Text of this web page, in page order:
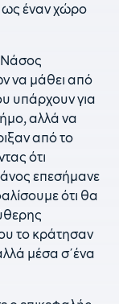
ως έναν χώρο
Νάσος
να μάθει από
υπάρχουν για
αλλά να
από το
ότι
επεσήμανε
ότι θα
το κράτησαν
μέσα σ΄ένα